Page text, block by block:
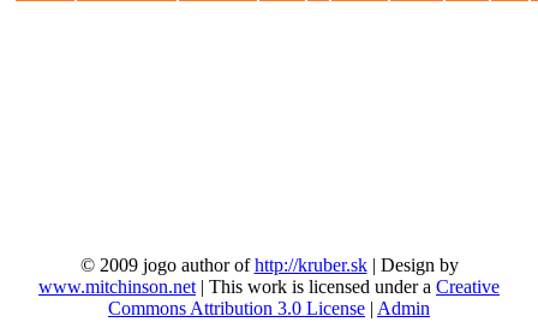
© 2009 jogo author ofhttp://kruber.sk| Design by
www.mitchinson.net | This work is licensed under a Creative
Commons Attribution 3.0 License | Admin